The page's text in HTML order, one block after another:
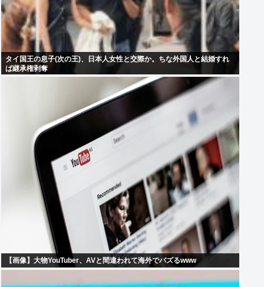
タイ国王の息子(次の王)、日本人女性と交際か。ちな外国人と結婚すれ
ば継承権剥奪
【画像】大物YouTuber、AVと間違われて海外でバズるwww